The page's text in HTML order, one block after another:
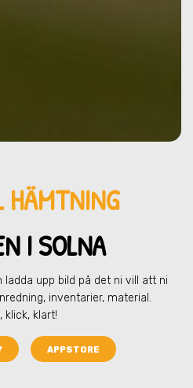
HÄMTNING
I SOLNA
ladda upp bild på det ni vill att ni
inventarier, material.
klick, klart!
APPSTORE